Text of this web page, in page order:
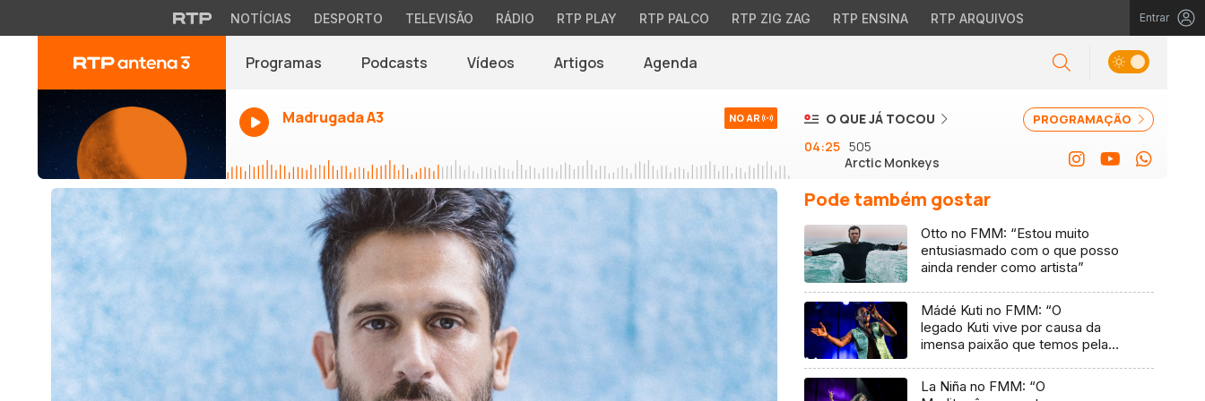
NOTÍCIAS DESPORTO TELEVISÃO RÁDIO RTP PLAY RTP PALCO RTP ZIG ZAG RTP ENSINA RTP ARQUIVOS Entrar
Programas Podcasts Vídeos Artigos Agenda
Madrugada A3 NO AR PROGRAMAÇÃO
O QUE JÁ TOCOU
04:25 505
Arctic Monkeys
Pode também gostar
Otto no FMM: “Estou muito
entusiasmado com o que posso
ainda render como artista”
Mádé Kuti no FMM: “O
legado Kuti vive por causa da
imensa paixão que temos pela
La Niña no FMM: “O